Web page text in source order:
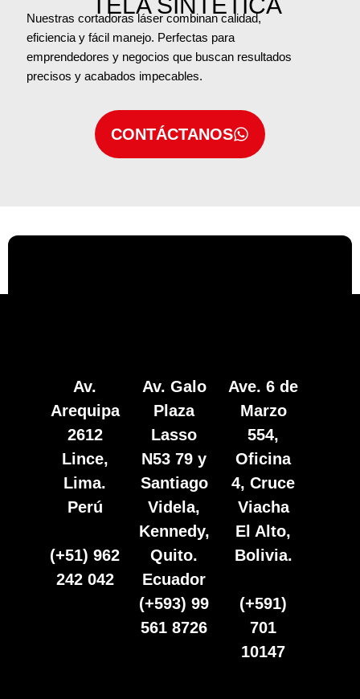
Nuestras cortadoras láser combinan calidad,
eficiencia y fácil manejo. Perfectas para
emprendedores y negocios que buscan resultados
precisos y acabados impecables.
CONTÁCTANOS
Av.
Arequipa
2612
Lince,
Lima.
Perú
(+51) 962
242 042
Av. Galo
Plaza
Lasso
N53 79 y
Santiago
Videla,
Kennedy,
Quito.
Ecuador
(+593) 99
561 8726
Ave. 6 de
Marzo
554,
Oficina
4, Cruce
Viacha
El Alto,
Bolivia.
(+591)
701
10147